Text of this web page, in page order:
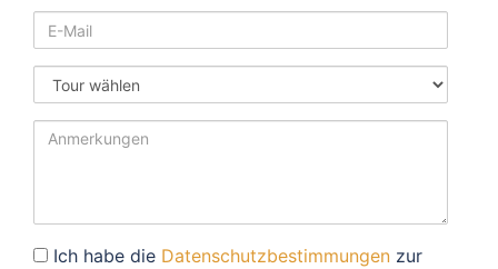
E-
Mail
Tour
Anmerkungen
Datenschutz
Ich habe die Datenschutzbestimmungen zur